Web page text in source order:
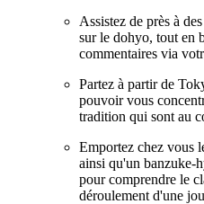
Assistez de près à
sur le dohyo, tout en
commentaires via
Partez à partir de
pouvoir vous
tradition qui sont au
Emportez chez vous
ainsi qu'un banzuke-
pour comprendre le
déroulement d'une